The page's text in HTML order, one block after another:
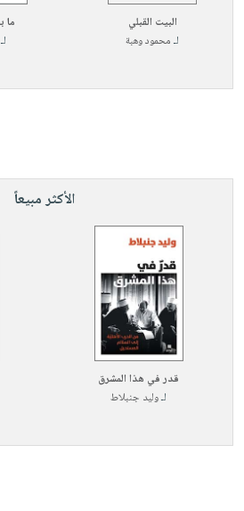
البيت القبلي
لـمحمود وهبة
ما
لـ
الأكثر مبيعاً
قدر في هذا المشرق
لـوليد جنبلاط